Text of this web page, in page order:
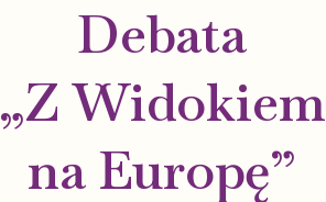
Debata
„Z Widokiem
na Europę”